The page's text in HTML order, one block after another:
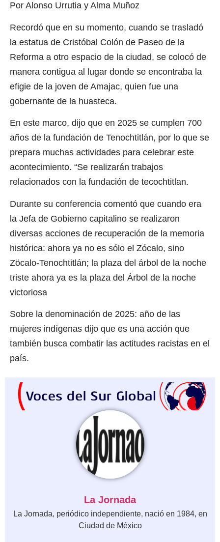
Por Alonso Urrutia y Alma Muñoz
Recordó que en su momento, cuando se trasladó
la estatua de Cristóbal Colón de Paseo de la
Reforma a otro espacio de la ciudad, se colocó de
manera contigua al lugar donde se encontraba la
efigie de la joven de Amajac, quien fue una
gobernante de la huasteca.
En este marco, dijo que en 2025 se cumplen 700
años de la fundación de Tenochtitlán, por lo que se
prepara muchas actividades para celebrar este
acontecimiento. “Se realizarán trabajos
relacionados con la fundación de tecochtitlan.
Durante su conferencia comentó que cuando era
la Jefa de Gobierno capitalino se realizaron
diversas acciones de recuperación de la memoria
histórica: ahora ya no es sólo el Zócalo, sino
Zöcalo-Tenochtitlán; la plaza del árbol de la noche
triste ahora ya es la plaza del Árbol de la noche
victoriosa
Sobre la denominación de 2025: año de las
mujeres indígenas dijo que es una acción que
también busca combatir las actitudes racistas en el
país.
La Jornada
La Jornada, periódico independiente, nació en 1984, en
Ciudad de México